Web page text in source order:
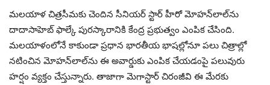
మలయాళ చిత్రసీమకు చెందిన సీనియర్ స్టార్ హీరో మోహన్‌లాల్‌ను
దాదాసాహెబ్ ఫాల్కే పురస్కారానికి కేంద్ర ప్రభుత్వం ఎంపిక చేసింది.
మలయాళంలోనే కాకుండా ప్రధాన భారతీయ భాషల్లోనూ పలు చిత్రాల్లో
నటించిన మోహన్‌లాల్‌ను ఈ అవార్డుకు ఎంపిక చేయడంపై పలువురు
హర్షం వ్యక్తం చేస్తున్నారు. తాజాగా మెగాస్టార్ చిరంజీవి ఈ మేరకు